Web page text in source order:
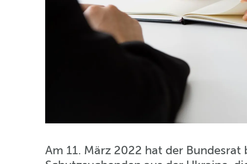
Am 11. März 2022 hat der Bundesrat